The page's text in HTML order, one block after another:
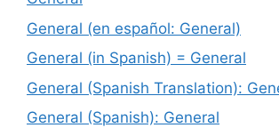
General (en español: General)
General (in Spanish) = General
General (Spanish Translation):
General (Spanish): General